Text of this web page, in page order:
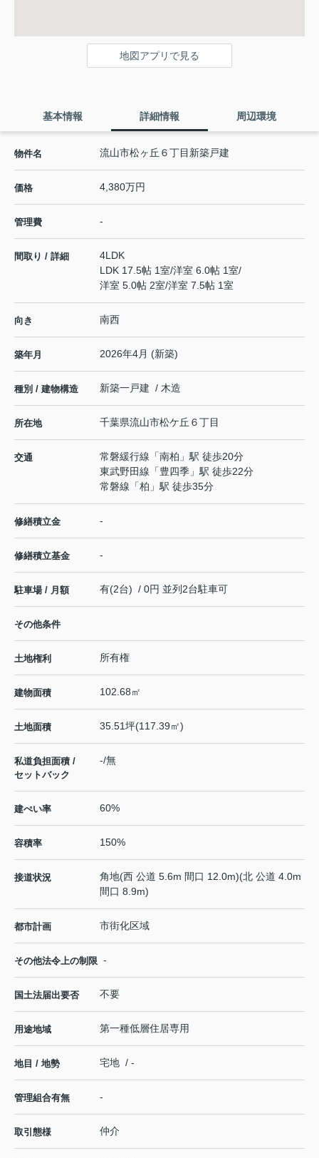
地図アプリで見る
基本情報 詳細情報 周辺環境
物件名 流山市松ヶ丘６丁目新築戸建
価格 4,380万円
管理費 -
間取り / 詳細
4LDK
LDK 17.5帖 1室/洋室 6.0帖 1室/
洋室 5.0帖 2室/洋室 7.5帖 1室
向き 南西
築年月 2026年4月 (新築)
種別 / 建物構造 新築一戸建 / 木造
所在地 千葉県流山市松ケ丘 ６丁目
交通 常磐緩行線 「南柏 」駅 徒歩20分
東武野田線 「豊四季 」駅 徒歩22分
常磐線 「柏 」駅 徒歩35分
修繕積立金 -
修繕積立基金 -
駐車場 / 月額 有(2台) / 0円 並列2台駐車可
その他条件
土地権利 所有権
建物面積 102.68㎡
土地面積 35.51坪(117.39㎡)
私道負担面積 /
セットバック
-/無
建ぺい率 60%
容積率 150%
接道状況
角地(西 公道 5.6m 間口 12.0m)(北 公道 4.0m
間口 8.9m)
都市計画 市街化区域
その他法令上の制限 -
国土法届出要否 不要
用途地域 第一種低層住居専用
地目 / 地勢 宅地 / -
管理組合有無 -
取引態様 仲介